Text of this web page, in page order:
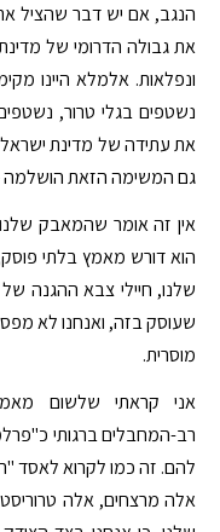
הנגב, אם יש דבר שהציל
את גבולה הדרומי של
ונפלאות. אלמלא היינו
נשטפים בגלי טרור,
את עתידה של מדינת
גם המשימה הזאת הושלמה
אין זה אומר שהמאבק
הוא דורש מאמץ בלתי פוסק,
שלנו, חיילי צבא ההגנה
שעוסק בזה, ואנחנו לא
מוסרית.
אני קראתי שלשום
רב-המחבלים ברגותי
להם. זה כמו לקרוא לאסד
אלה מרצחים, אלה